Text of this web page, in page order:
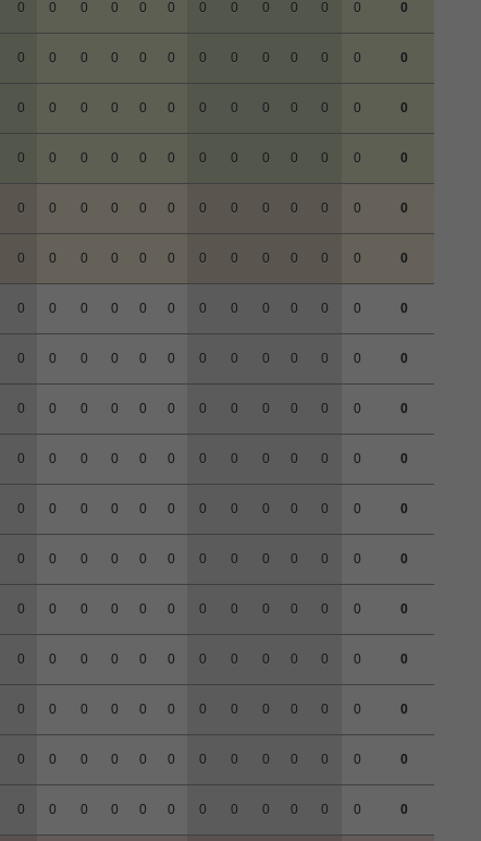
0 0 0 0 0 0 0 0 0 0 0 0 0
0 0 0 0 0 0 0 0 0 0 0 0 0
0 0 0 0 0 0 0 0 0 0 0 0 0
0 0 0 0 0 0 0 0 0 0 0 0 0
0 0 0 0 0 0 0 0 0 0 0 0 0
0 0 0 0 0 0 0 0 0 0 0 0 0
0 0 0 0 0 0 0 0 0 0 0 0 0
0 0 0 0 0 0 0 0 0 0 0 0 0
0 0 0 0 0 0 0 0 0 0 0 0 0
0 0 0 0 0 0 0 0 0 0 0 0 0
0 0 0 0 0 0 0 0 0 0 0 0 0
0 0 0 0 0 0 0 0 0 0 0 0 0
0 0 0 0 0 0 0 0 0 0 0 0 0
0 0 0 0 0 0 0 0 0 0 0 0 0
0 0 0 0 0 0 0 0 0 0 0 0 0
0 0 0 0 0 0 0 0 0 0 0 0 0
0 0 0 0 0 0 0 0 0 0 0 0 0